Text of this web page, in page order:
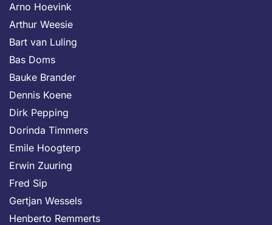
Arno Hoevink
Arthur Weesie
Bart van Luling
Bas Doms
Bauke Brander
Dennis Koene
Dirk Pepping
Dorinda Timmers
Emile Hoogterp
Erwin Zuuring
Fred Sip
Gertjan Wessels
Henberto Remmerts